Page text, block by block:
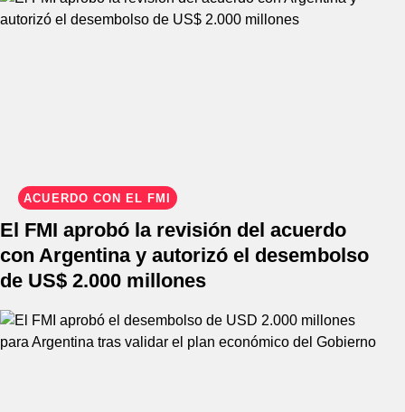
ACUERDO CON EL FMI
El FMI aprobó la revisión del acuerdo
con Argentina y autorizó el desembolso
de US$ 2.000 millones